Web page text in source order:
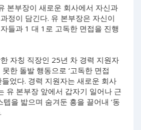
본부장이 새로운 회사에서 자신과
정이 담긴다. 유 본부장은 자신이
들과 1 대 1로 고독한 면접을 진행
자칭 직장인 25년 차 경력 지원자
한 돌발 행동으로 ‘고독한 면접
들었다. 경력 지원자는 새로운 회사
유 본부장 앞에서 갑자기 일어나 근
을 밟으며 숨겨둔 흥을 끌어내 ‘동